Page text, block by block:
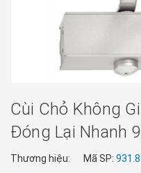
Cùi Chỏ Không
Đóng Lại Nhanh
Thương hiệu: Mã SP: